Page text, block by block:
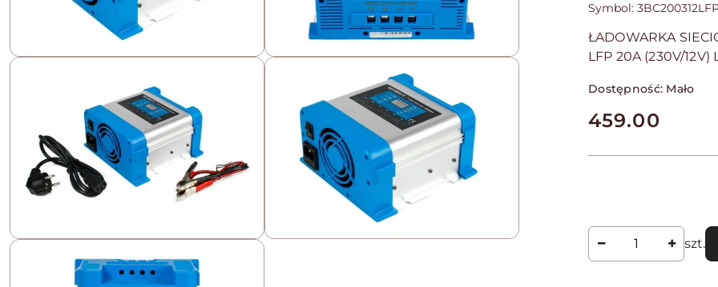
Symbol:
ŁADOWARKA
LFP 20A (230V/12V)
Dostępność: Mało
cena:
459.00
Ilość
szt.